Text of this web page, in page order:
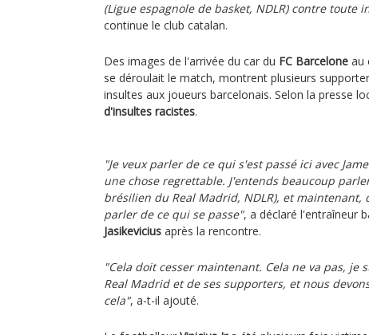
(Ligue espagnole de basket, NDLR) contre toute
continue le club catalan.
Des images de l'arrivée du car du FC Barcelone au
se déroulait le match, montrent plusieurs
insultes aux joueurs barcelonais. Selon la presse
d'insultes racistes.
"Je veux parler de ce qui s'est passé ici avec
une chose regrettable. J'entends beaucoup
brésilien du Real Madrid, NDLR), et maintenant,
parler de ce qui se passe", a déclaré l'entraîneur
Jasikevicius après la rencontre.
"Cela doit cesser maintenant. Cela ne va pas, je
Real Madrid et de ses supporters, et nous
cela", a-t-il ajouté.